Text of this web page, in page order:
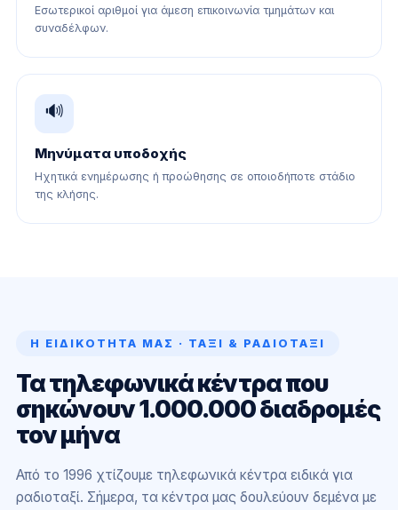
Εσωτερικοί αριθμοί για άμεση επικοινωνία τμημάτων και
συναδέλφων.
🔊
Μηνύματα υποδοχής
Ηχητικά ενημέρωσης ή προώθησης σε οποιοδήποτε στάδιο
της κλήσης.
Η ΕΙΔΙΚΌΤΗΤΆ ΜΑΣ · ΤΑΞΊ & ΡΑΔΙΟΤΑΞΊ
Τα τηλεφωνικά κέντρα που
σηκώνουν 1.000.000 διαδρομές
τον μήνα
Από το 1996 χτίζουμε τηλεφωνικά κέντρα ειδικά για
ραδιοταξί. Σήμερα, τα κέντρα μας δουλεύουν δεμένα με